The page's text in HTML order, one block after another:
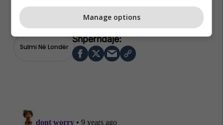
Sulmi Në Londër
Manage options